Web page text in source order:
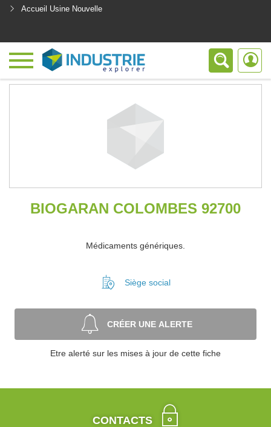
Accueil Usine Nouvelle
BIOGARAN COLOMBES 92700
Médicaments génériques.
Siège social
CRÉER UNE ALERTE
Etre alerté sur les mises à jour de cette fiche
CONTACTS